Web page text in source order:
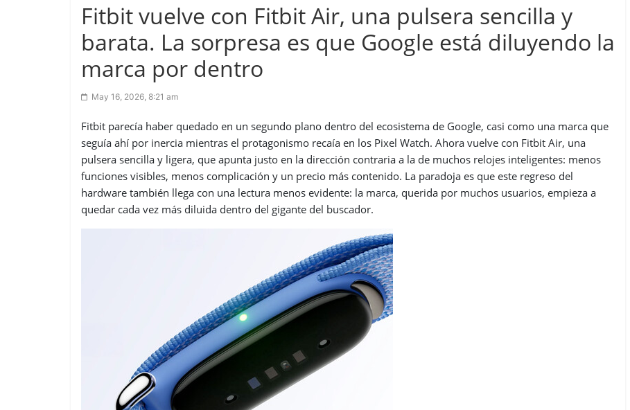
Fitbit vuelve con Fitbit Air, una pulsera sencilla y
barata. La sorpresa es que Google está diluyendo la
marca por dentro
May 16, 2026, 8:21 am
Fitbit parecía haber quedado en un segundo plano dentro del ecosistema de Google, casi como una marca que
seguía ahí por inercia mientras el protagonismo recaía en los Pixel Watch. Ahora vuelve con Fitbit Air, una
pulsera sencilla y ligera, que apunta justo en la dirección contraria a la de muchos relojes inteligentes: menos
funciones visibles, menos complicación y un precio más contenido. La paradoja es que este regreso del
hardware también llega con una lectura menos evidente: la marca, querida por muchos usuarios, empieza a
quedar cada vez más diluida dentro del gigante del buscador.